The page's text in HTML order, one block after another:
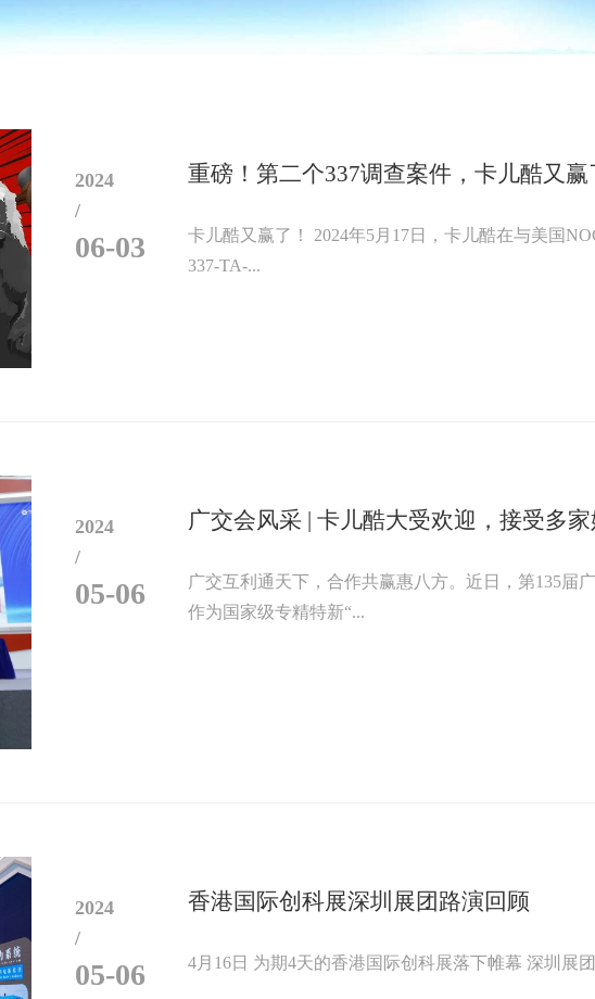
重磅！第二个337调查案件，卡儿酷又赢
卡儿酷又赢了！ 2024年5月17日，卡儿酷在与美国
337-TA-...
2024
/
06-03
广交会风采 | 卡儿酷大受欢迎，接受多家
广交互利通天下，合作共赢惠八方。近日，第135届
作为国家级专精特新“...
2024
/
05-06
香港国际创科展深圳展团路演回顾
4月16日 为期4天的香港国际创科展落下帷幕 深圳展
2024
/
05-06